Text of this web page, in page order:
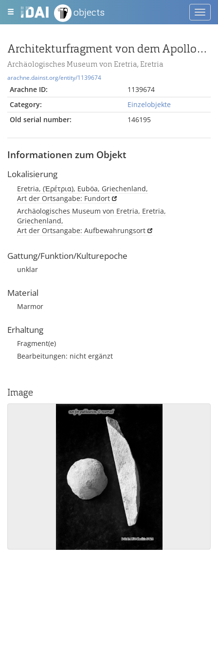
objects
Architekturfragment von dem Apollon-Daphnephoros-Tempel ?
Archäologisches Museum von Eretria, Eretria
arachne.dainst.org/entity/1139674
Arachne ID:
1139674
Category:
Einzelobjekte
Old serial number:
146195
Informationen zum Objekt
Lokalisierung
Eretria, (Ἐρέτρια), Euböa, Griechenland,
Art der Ortsangabe: Fundort
Archäologisches Museum von Eretria, Eretria,
Griechenland,
Art der Ortsangabe: Aufbewahrungsort
Gattung/Funktion/Kulturepoche
unklar
Material
Marmor
Erhaltung
Fragment(e)
Bearbeitungen: nicht ergänzt
Image